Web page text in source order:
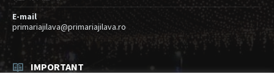
E-mail
primariajilava@primariajilava.ro
IMPORTANT